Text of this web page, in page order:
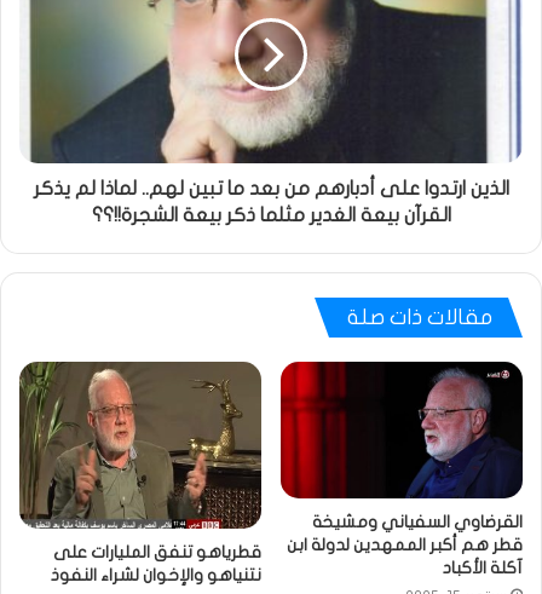
الذين ارتدوا على أدبارهم من بعد ما تبين لهم.. لماذا لم يذكر
القرآن بيعة الغدير مثلما ذكر بيعة الشجرة!!؟؟
مقالات ذات صلة
القرضاوي السفياني ومشيخة
قطر هم أكبر الممهدين لدولة ابن
آكلة الأكباد
قطرياهو تنفق المليارات على
نتنياهو والإخوان لشراء النفوذ